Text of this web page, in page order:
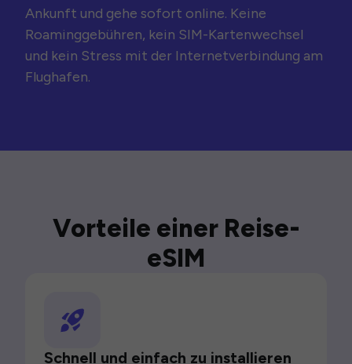
Ankunft und gehe sofort online. Keine
Roaminggebühren, kein SIM-Kartenwechsel
und kein Stress mit der Internetverbindung am
Flughafen.
Vorteile einer Reise-
eSIM
Schnell und einfach zu installieren